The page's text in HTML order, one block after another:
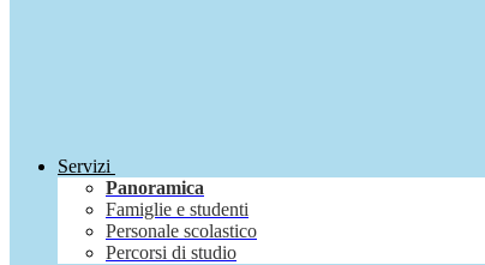
Servizi
Panoramica
Famiglie e studenti
Personale scolastico
Percorsi di studio